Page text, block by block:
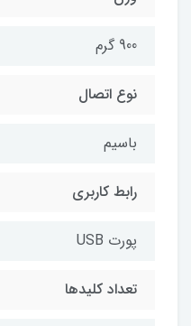
900 گرم
نوع اتصال
باسیم
رابط کاربری
پورت USB
تعداد کليدها